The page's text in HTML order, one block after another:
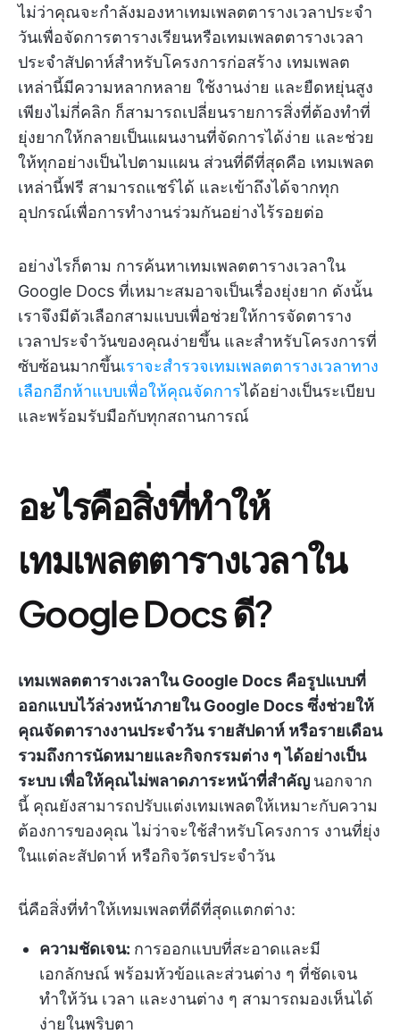
ไม่ว่าคุณจะกำลังมองหาเทมเพลตตารางเวลาประจำ
วันเพื่อจัดการตารางเรียนหรือเทมเพลตตารางเวลา
ประจำสัปดาห์สำหรับโครงการก่อสร้าง เทมเพลต
เหล่านี้มีความหลากหลาย ใช้งานง่าย และยืดหยุ่นสูง
เพียงไม่กี่คลิก ก็สามารถเปลี่ยนรายการสิ่งที่ต้องทำที่
ยุ่งยากให้กลายเป็นแผนงานที่จัดการได้ง่าย และช่วย
ให้ทุกอย่างเป็นไปตามแผน ส่วนที่ดีที่สุดคือ เทมเพลต
เหล่านี้ฟรี สามารถแชร์ได้ และเข้าถึงได้จากทุก
อุปกรณ์เพื่อการทำงานร่วมกันอย่างไร้รอยต่อ
อย่างไรก็ตาม การค้นหาเทมเพลตตารางเวลาใน
Google Docs ที่เหมาะสมอาจเป็นเรื่องยุ่งยาก ดังนั้น
เราจึงมีตัวเลือกสามแบบเพื่อช่วยให้การจัดตาราง
เวลาประจำวันของคุณง่ายขึ้น และสำหรับโครงการที่
ซับซ้อนมากขึ้นเราจะสำรวจเทมเพลตตารางเวลาทาง
เลือกอีกห้าแบบเพื่อให้คุณจัดการได้อย่างเป็นระเบียบ
และพร้อมรับมือกับทุกสถานการณ์
อะไรคือสิ่งที่ทำให้
เทมเพลตตารางเวลาใน
Google Docs ดี?
เทมเพลตตารางเวลาใน Google Docs คือรูปแบบที่
ออกแบบไว้ล่วงหน้าภายใน Google Docs ซึ่งช่วยให้
คุณจัดตารางงานประจำวัน รายสัปดาห์ หรือรายเดือน
รวมถึงการนัดหมายและกิจกรรมต่าง ๆ ได้อย่างเป็น
ระบบ เพื่อให้คุณไม่พลาดภาระหน้าที่สำคัญ นอกจาก
นี้ คุณยังสามารถปรับแต่งเทมเพลตให้เหมาะกับความ
ต้องการของคุณ ไม่ว่าจะใช้สำหรับโครงการ งานที่ยุ่ง
ในแต่ละสัปดาห์ หรือกิจวัตรประจำวัน
นี่คือสิ่งที่ทำให้เทมเพลตที่ดีที่สุดแตกต่าง:
ความชัดเจน: การออกแบบที่สะอาดและมี
เอกลักษณ์ พร้อมหัวข้อและส่วนต่าง ๆ ที่ชัดเจน
ทำให้วัน เวลา และงานต่าง ๆ สามารถมองเห็นได้
ง่ายในพริบตา